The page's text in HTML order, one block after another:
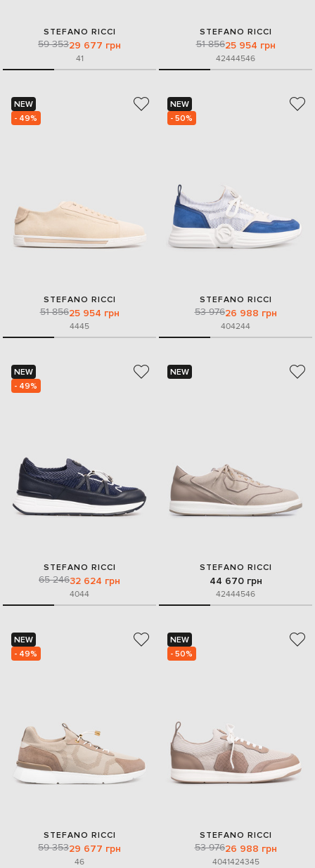
STEFANO RICCI
59 35329 677 грн
41
STEFANO RICCI
51 85625 954 грн
42444546
NEW
- 49%
STEFANO RICCI
51 85625 954 грн
4445
NEW
- 50%
STEFANO RICCI
53 97626 988 грн
404244
NEW
- 49%
STEFANO RICCI
65 24632 624 грн
4044
NEW
STEFANO RICCI
44 670 грн
42444546
NEW
- 49%
STEFANO RICCI
59 35329 677 грн
46
NEW
- 50%
STEFANO RICCI
53 97626 988 грн
4041424345